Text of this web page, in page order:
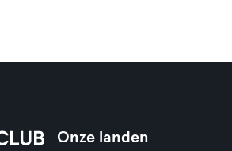
Onze landen